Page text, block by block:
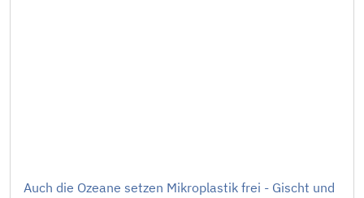
Auch die Ozeane setzen Mikroplastik frei - Gischt und